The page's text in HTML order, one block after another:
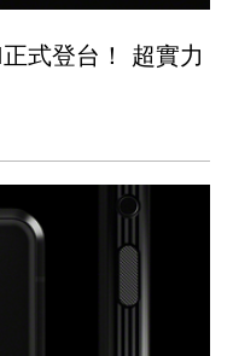
式登台！ 超實力